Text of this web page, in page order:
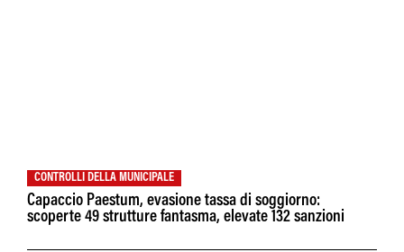
CONTROLLI DELLA MUNICIPALE
Capaccio Paestum, evasione tassa di soggiorno:
scoperte 49 strutture fantasma, elevate 132 sanzioni